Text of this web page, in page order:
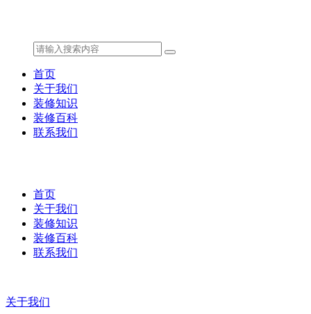
首页
关于我们
装修知识
装修百科
联系我们
首页
关于我们
装修知识
装修百科
联系我们
关于我们